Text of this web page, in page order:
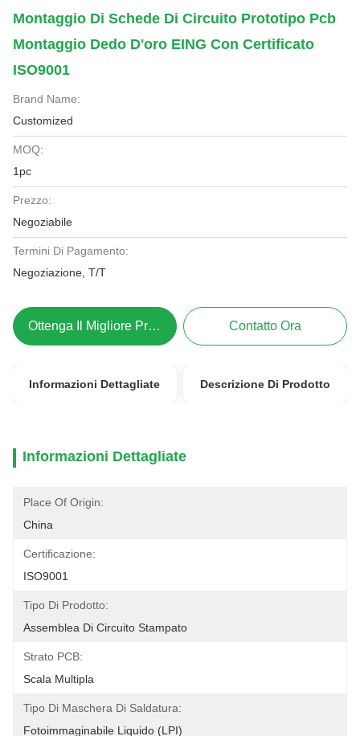
Montaggio Di Schede Di Circuito Prototipo Pcb
Montaggio Dedo D'oro EING Con Certificato
ISO9001
Brand Name:
Customized
MOQ:
1pc
Prezzo:
Negoziabile
Termini Di Pagamento:
Negoziazione, T/T
Ottenga Il Migliore Prezzo Contatto Ora
Informazioni Dettagliate Descrizione Di Prodotto
Informazioni Dettagliate
Place Of Origin:
China
Certificazione:
ISO9001
Tipo Di Prodotto:
Assemblea Di Circuito Stampato
Strato PCB:
Scala Multipla
Tipo Di Maschera Di Saldatura:
Fotoimmaginabile Liquido (LPI)